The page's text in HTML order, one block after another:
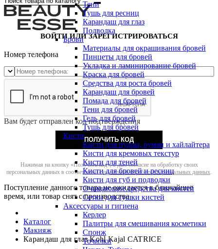
Тени
Тушь для ресниц
Карандаш для глаз
Подводка
Брови
Материалы для окрашивания бровей
Пинцеты для бровей
Укладка и ламинирование бровей
Краска для бровей
Средства для роста бровей
Карандаш для бровей
Помада для бровей
Тени для бровей
Гель для бровей
Тушь для бровей
Кисти
Кисти для пудры, румян и хайлайтера
Кисти для кремовых текстур
Кисти для теней
Кисти для бровей и ресниц
Кисти для губ и подводки
Очищающие средства для кистей
Сетки для сушки кистей
Аксессуары и гигиена
Керлер
Палитры для смешивания косметики
Спонж
Точилки
ВОЙТИ ИЛИ ЗАРЕГИСТРИРОВАТЬСЯ
Номер телефона
Вам будет отправлен код подтверждения
ПОЛУЧИТЬ КОД
Нажимая на кнопку «Получить код», я даю согласие на обработку своих
персональных данных в соответствии сполитикой обработки персональных данных.
Поступление данного товара не ожидается в ближайшее
время, или товар снят с производства
Каталог
Макияж
Карандаш для глаз Kohl Kajal CATRICE